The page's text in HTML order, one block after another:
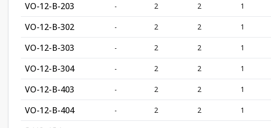
VO-12-B-203 - 2 2 1
VO-12-B-302 - 2 2 1
VO-12-B-303 - 2 2 1
VO-12-B-304 - 2 2 1
VO-12-B-403 - 2 2 1
VO-12-B-404 - 2 2 1